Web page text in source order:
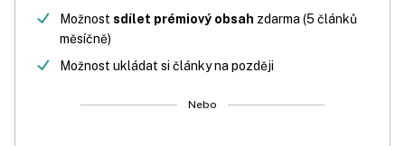
Možnost sdílet prémiový obsah zdarma (5 článků
měsíčně)
Možnost ukládat si články na později
Nebo